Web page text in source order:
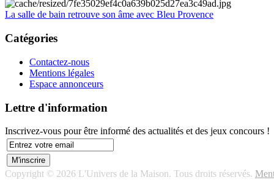
La salle de bain retrouve son âme avec Bleu Provence
Catégories
Contactez-nous
Mentions légales
Espace annonceurs
Lettre d'information
Inscrivez-vous pour être informé des actualités et des jeux concours !
Copyright © 2026 L'Univers de la Maison. Tous droits réservés.